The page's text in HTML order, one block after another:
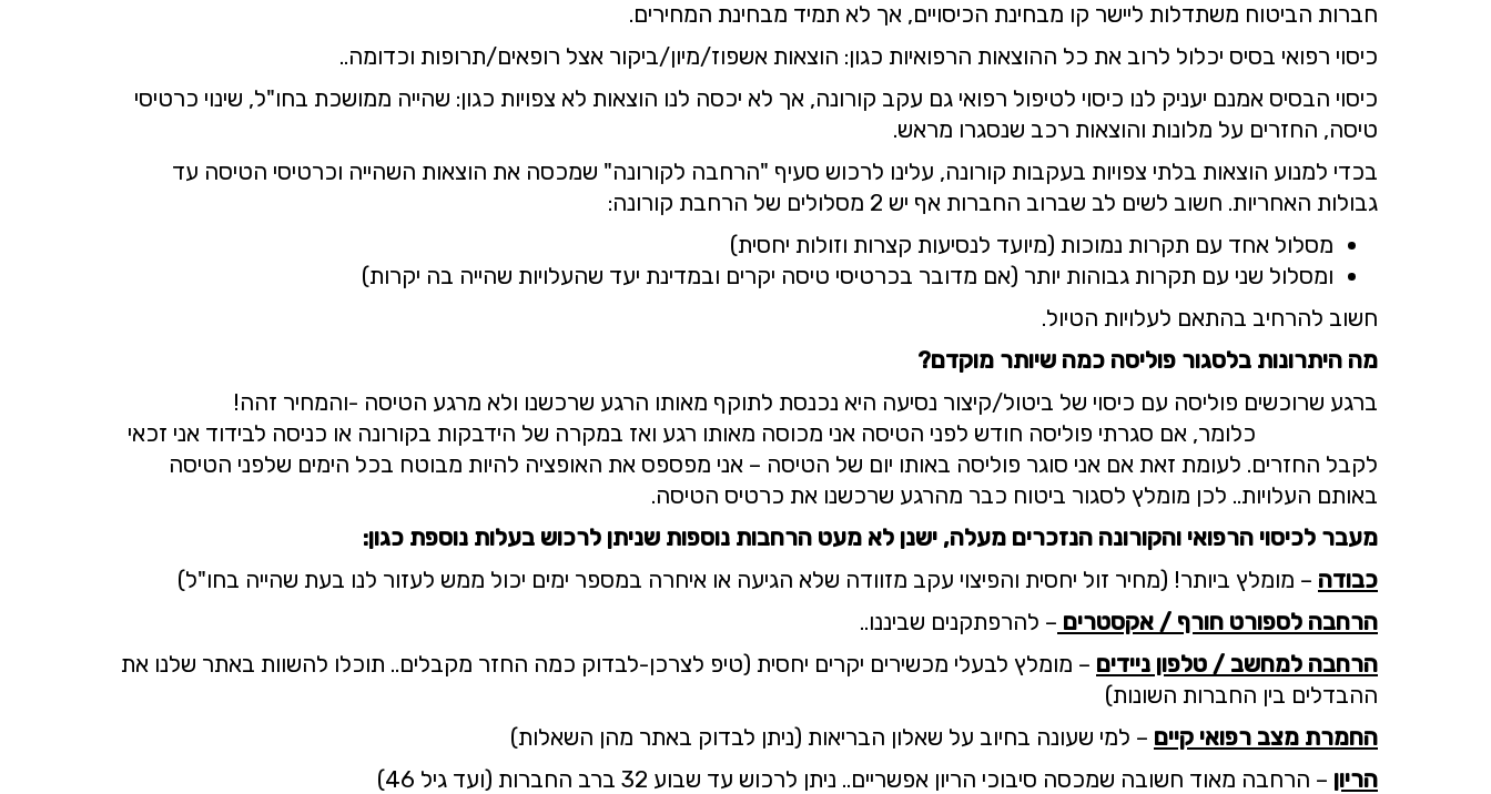
חברות הביטוח משתדלות ליישר קו מבחינת הכיסויים, אך לא תמיד מבחינת המחירים.
כיסוי רפואי בסיס יכלול לרוב את כל ההוצאות הרפואיות כגון: הוצאות אשפוז/מיון/ביקור אצל רופאים/תרופות וכדומה..
כיסוי הבסיס אמנם יעניק לנו כיסוי לטיפול רפואי גם עקב קורונה, אך לא יכסה לנו הוצאות לא צפויות כגון: שהייה ממושכת בחו"ל, שינוי כרטיסי
טיסה, החזרים על מלונות והוצאות רכב שנסגרו מראש.
בכדי למנוע הוצאות בלתי צפויות בעקבות קורונה, עלינו לרכוש סעיף "הרחבה לקורונה" שמכסה את הוצאות השהייה וכרטיסי הטיסה עד
גבולות האחריות. חשוב לשים לב שברוב החברות אף יש 2 מסלולים של הרחבת קורונה:
מסלול אחד עם תקרות נמוכות (מיועד לנסיעות קצרות וזולות יחסית)
ומסלול שני עם תקרות גבוהות יותר (אם מדובר בכרטיסי טיסה יקרים ובמדינת יעד שהעלויות שהייה בה יקרות)
חשוב להרחיב בהתאם לעלויות הטיול.
מה היתרונות בלסגור פוליסה כמה שיותר מוקדם?
ברגע שרוכשים פוליסה עם כיסוי של ביטול/קיצור נסיעה היא נכנסת לתוקף מאותו הרגע שרכשנו ולא מרגע הטיסה -והמחיר זהה!
כלומר, אם סגרתי פוליסה חודש לפני הטיסה אני מכוסה מאותו רגע ואז במקרה של הידבקות בקורונה או כניסה לבידוד אני זכאי
לקבל החזרים. לעומת זאת אם אני סוגר פוליסה באותו יום של הטיסה – אני מפספס את האופציה להיות מבוטח בכל הימים שלפני הטיסה
באותם העלויות.. לכן מומלץ לסגור ביטוח כבר מהרגע שרכשנו את כרטיס הטיסה.
מעבר לכיסוי הרפואי והקורונה הנזכרים מעלה, ישנן לא מעט הרחבות נוספות שניתן לרכוש בעלות נוספת כגון:
כבודה – מומלץ ביותר! (מחיר זול יחסית והפיצוי עקב מזוודה שלא הגיעה או איחרה במספר ימים יכול ממש לעזור לנו בעת שהייה בחו"ל)
הרחבה לספורט חורף / אקסטרים – להרפתקנים שביננו..
הרחבה למחשב / טלפון ניידים – מומלץ לבעלי מכשירים יקרים יחסית (טיפ לצרכן-לבדוק כמה החזר מקבלים.. תוכלו להשוות באתר שלנו את
ההבדלים בין החברות השונות)
החמרת מצב רפואי קיים – למי שעונה בחיוב על שאלון הבריאות (ניתן לבדוק באתר מהן השאלות)
הריון – הרחבה מאוד חשובה שמכסה סיבוכי הריון אפשריים.. ניתן לרכוש עד שבוע 32 ברב החברות (ועד גיל 46)